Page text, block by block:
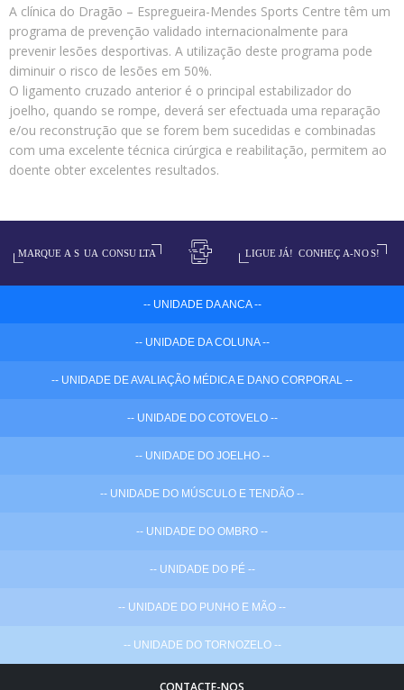
A clínica do Dragão – Espregueira-Mendes Sports Centre têm um
programa de prevenção validado internacionalmente para
prevenir lesões desportivas. A utilização deste programa pode
diminuir o risco de lesões em 50%.
O ligamento cruzado anterior é o principal estabilizador do
joelho, quando se rompe, deverá ser efectuada uma reparação
e/ou reconstrução que se forem bem sucedidas e combinadas
com uma excelente técnica cirúrgica e reabilitação, permitem ao
doente obter excelentes resultados.
-- UNIDADE DA ANCA --
-- UNIDADE DA COLUNA --
-- UNIDADE DE AVALIAÇÃO MÉDICA E DANO CORPORAL --
-- UNIDADE DO COTOVELO --
-- UNIDADE DO JOELHO --
-- UNIDADE DO MÚSCULO E TENDÃO --
-- UNIDADE DO OMBRO --
-- UNIDADE DO PÉ --
-- UNIDADE DO PUNHO E MÃO --
-- UNIDADE DO TORNOZELO --
CONTACTE-NOS